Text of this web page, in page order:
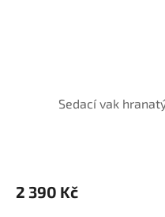
Sedací vak
2 390 Kč